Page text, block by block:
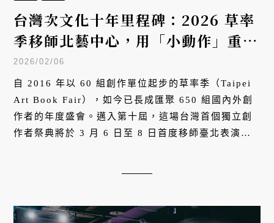
台灣次文化十年里程碑：2026 草率
季移師北藝中心，用「小動作」重寫
獨立創作新篇章
2026/02/06
自 2016 年以 60 組創作單位起步的草率季（Taipei
Art Book Fair），如今已長成匯聚 650 組國內外創
作者的年度盛會。邁入第十屆，這場台灣首個獨立創
作者祭典將於 3 月 6 日至 8 日首度移師臺北表演藝